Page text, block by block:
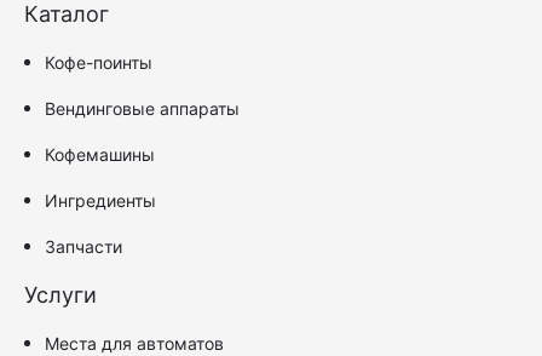
Каталог
Кофе-поинты
Вендинговые аппараты
Кофемашины
Ингредиенты
Запчасти
Услуги
Места для автоматов